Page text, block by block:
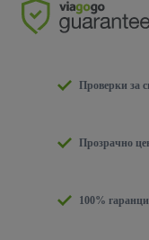
Проверки за
Прозрачно
100%